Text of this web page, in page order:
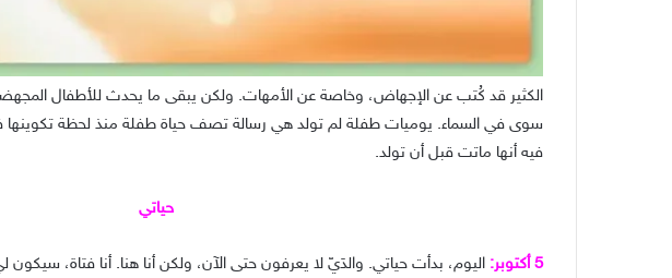
الكثير قد كُتب عن الإجهاض، وخاصة عن الأمهات. ولكن يبقى ما يحدث للأطفال
سوى في السماء. يوميات طفلة لم تولد هي رسالة تصف حياة طفلة منذ لحظة تكوينها
فيه أنها ماتت قبل أن تولد.
حياتي
5 أكتوبر:
اليوم، بدأت حياتي. والدَيّ لا يعرفون حتى الآن، ولكن أنا هنا. أنا فتاة،